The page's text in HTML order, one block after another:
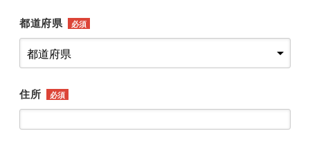
都道府県 必須
住所 必須